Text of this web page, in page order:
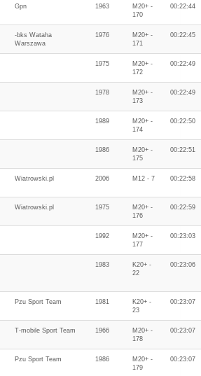
Gpn 1963
M20+ -
170
00:22:44
-bks Wataha
Warszawa
1976
M20+ -
171
00:22:45
1975
M20+ -
172
00:22:49
1978
M20+ -
173
00:22:49
1989
M20+ -
174
00:22:50
1986
M20+ -
175
00:22:51
Wiatrowski.pl 2006 M12 - 7 00:22:58
Wiatrowski.pl 1975
M20+ -
176
00:22:59
1992
M20+ -
177
00:23:03
1983
K20+ -
22
00:23:06
Pzu Sport Team 1981
K20+ -
23
00:23:07
T-mobile Sport Team 1966
M20+ -
178
00:23:07
Pzu Sport Team 1986
M20+ -
179
00:23:07